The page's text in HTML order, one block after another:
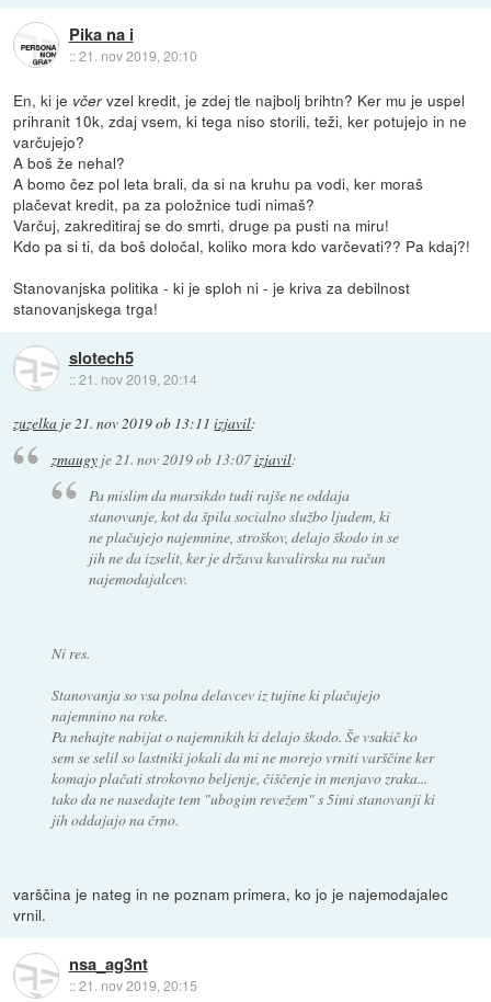
Pika na i
::21. nov 2019, 20:10
En, ki je včervzel kredit, je zdej tle najbolj brihtn? Ker mu je uspel
prihranit 10k, zdaj vsem, ki tega niso storili, teži, ker potujejo in ne
varčujejo?
A boš že nehal?
A bomo čez pol leta brali, da si na kruhu pa vodi, ker moraš
plačevat kredit, pa za položnice tudi nimaš?
Varčuj, zakreditiraj se do smrti, druge pa pusti na miru!
Kdo pa si ti, da boš določal, koliko mora kdo varčevati?? Pa kdaj?!
Stanovanjska politika - ki je sploh ni - je kriva za debilnost
stanovanjskega trga!
slotech5
::21. nov 2019, 20:14
zuzelka je21. nov 2019 ob 13:11 izjavil:
zmaugyje21. nov 2019 ob 13:07izjavil:
Pa mislim da marsikdo tudi rajše ne oddaja
stanovanje, kot da špila socialno službo ljudem, ki
ne plačujejo najemnine, stroškov, delajo škodo in se
jih ne da izselit, ker je država kavalirska na račun
najemodajalcev.
Ni res.
Stanovanja so vsa polna delavcev iz tujine ki plačujejo
najemnino na roke.
Pa nehajte nabijat o najemnikih ki delajo škodo. Še vsakič ko
sem se selil so lastniki jokali da mi ne morejo vrniti varščine ker
komajo plačati strokovno beljenje, čiščenje in menjavo zraka...
tako da ne nasedajte tem "ubogim revežem" s 5imi stanovanji ki
jih oddajajo na črno.
varščina je nateg in ne poznam primera, ko jo je najemodajalec
vrnil.
nsa_ag3nt
::21. nov 2019, 20:15